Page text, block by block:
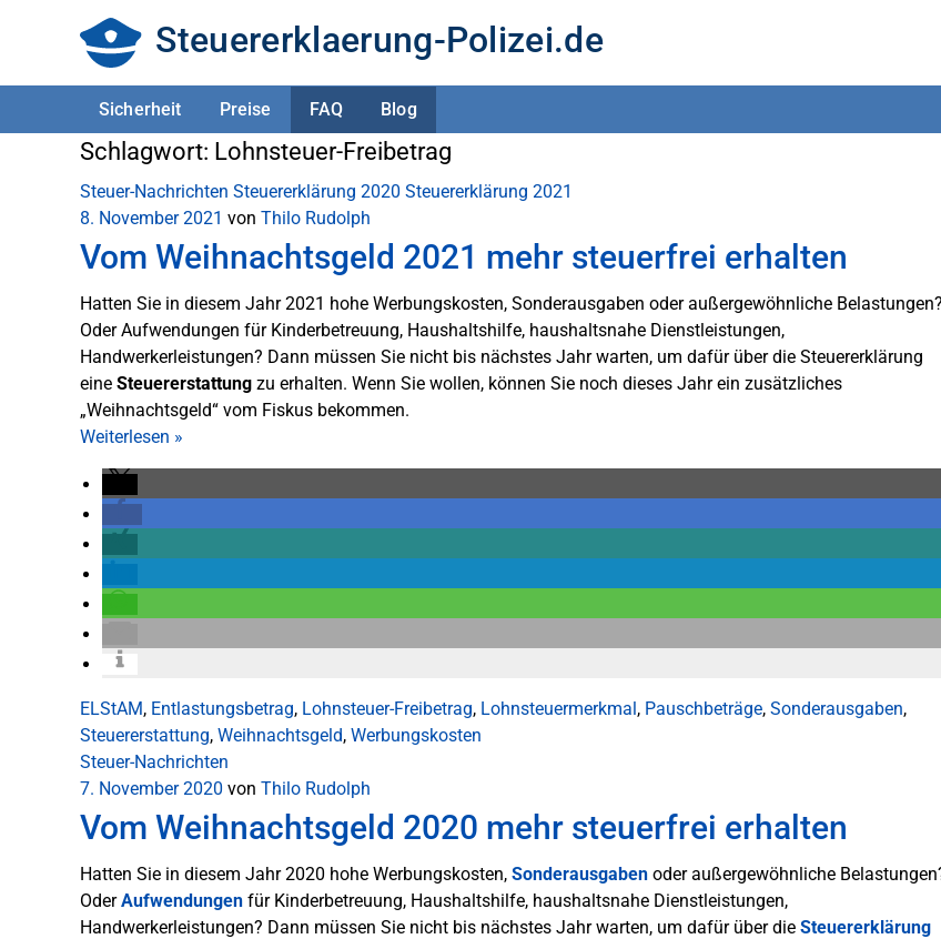
Steuererklaerung-Polizei.de
Sicherheit Preise FAQ Blog
Schlagwort: Lohnsteuer-Freibetrag
Steuer-Nachrichten Steuererklärung 2020 Steuererklärung 2021
8. November 2021 von Thilo Rudolph
Vom Weihnachtsgeld 2021 mehr steuerfrei erhalten
Hatten Sie in diesem Jahr 2021 hohe Werbungskosten, Sonderausgaben oder außergewöhnliche Belastungen?
Oder Aufwendungen für Kinderbetreuung, Haushaltshilfe, haushaltsnahe Dienstleistungen,
Handwerkerleistungen? Dann müssen Sie nicht bis nächstes Jahr warten, um dafür über die Steuererklärung
eine Steuererstattung zu erhalten. Wenn Sie wollen, können Sie noch dieses Jahr ein zusätzliches
„Weihnachtsgeld“ vom Fiskus bekommen.
Weiterlesen »
ELStAM, Entlastungsbetrag, Lohnsteuer-Freibetrag, Lohnsteuermerkmal, Pauschbeträge, Sonderausgaben,
Steuererstattung, Weihnachtsgeld, Werbungskosten
Steuer-Nachrichten
7. November 2020 von Thilo Rudolph
Vom Weihnachtsgeld 2020 mehr steuerfrei erhalten
Hatten Sie in diesem Jahr 2020 hohe Werbungskosten, Sonderausgaben oder außergewöhnliche
OderAufwendungen für Kinderbetreuung, Haushaltshilfe, haushaltsnahe Dienstleistungen,
Handwerkerleistungen? Dann müssen Sie nicht bis nächstes Jahr warten, um dafür über die Steuererklärung